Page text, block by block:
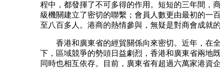
程中，都發揮了不可多得的作用。短短的三年間，
級機關建立了密切的聯繫；會員人數更由最初的一
至八百多人。港商的熱情參與，無疑是對商會成就
香港和廣東省的經貿關係向來密切。近年，在
下，區域競爭的勢頭日益劇烈，香港和廣東省兩地
同時也相互依存。目前，廣東省有超過六萬家港資